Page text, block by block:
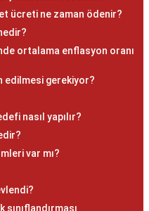
ücreti ne zaman ödenir?
ortalama enflasyon oranı
edilmesi gerekiyor?
nasıl yapılır?
var mı?